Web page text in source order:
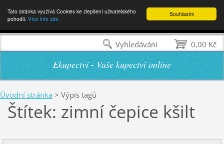
Souhlasím
Tato stránka využívá Cookies ke zlepšení uživatelského
pohodlí. Více info zde.
Ekupectví - Vaše kupectví online
Úvodní stránka > Výpis tagů
Štítek: zimní čepice kšilt
0,00 Kč
Vyhledávání